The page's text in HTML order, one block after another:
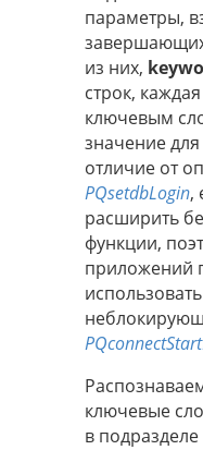
параметры,
из них,
строк,
ключевым
значение
отличие от
PQsetdbLogin,
расширить
функции,
приложений
ключевые
в подразделе